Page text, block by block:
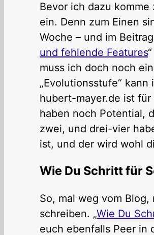
Bevor ich dazu
ein. Denn zum Einen
Woche – und im Beitrag
und fehlende Features
muss ich doch noch
„Evolutionsstufe“
hubert-mayer.de ist
haben noch Potential,
zwei, und drei-vier
ist, und der wird wohl
Wie Du Schritt für
So, mal weg vom
schreiben. „Wie Du
euch ebenfalls Peer in